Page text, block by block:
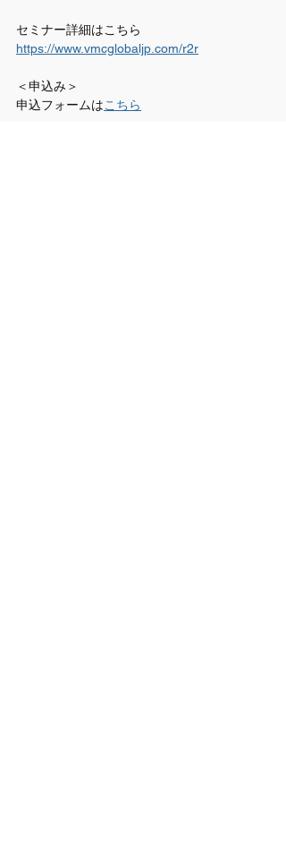
セミナー詳細はこちら
https://www.vmcglobaljp.com/r2r
＜申込み＞
申込フォームはこちら